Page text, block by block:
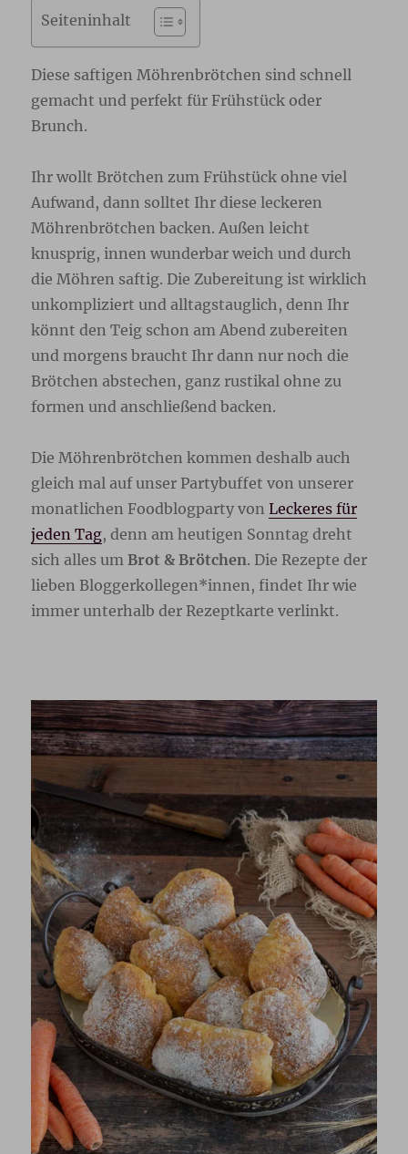
Seiteninhalt
Diese saftigen Möhrenbrötchen sind schnell
gemacht und perfekt für Frühstück oder
Brunch.
Ihr wollt Brötchen zum Frühstück ohne viel
Aufwand, dann solltet Ihr diese leckeren
Möhrenbrötchen backen. Außen leicht
knusprig, innen wunderbar weich und durch
die Möhren saftig. Die Zubereitung ist wirklich
unkompliziert und alltagstauglich, denn Ihr
könnt den Teig schon am Abend zubereiten
und morgens braucht Ihr dann nur noch die
Brötchen abstechen, ganz rustikal ohne zu
formen und anschließend backen.
Die Möhrenbrötchen kommen deshalb auch
gleich mal auf unser Partybuffet von unserer
monatlichen Foodblogparty vonLeckeres für
jeden Tag, denn am heutigen Sonntag dreht
sich alles umBrot & Brötchen. Die Rezepte der
lieben Bloggerkollegen*innen, findet Ihr wie
immer unterhalb der Rezeptkarte verlinkt.